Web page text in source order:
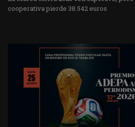
cooperativa pierde 38.542 euros